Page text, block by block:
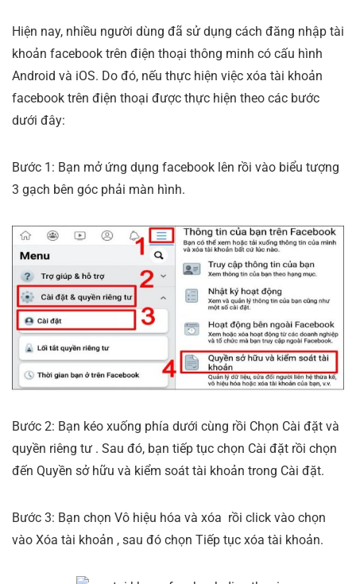
Hiện nay, nhiều người dùng đã sử dụng cách đăng nhập tài
khoản facebook trên điện thoại thông minh có cấu hình
Android và iOS. Do đó, nếu thực hiện việc xóa tài khoản
facebook trên điện thoại được thực hiện theo các bước
dưới đây:
Bước 1: Bạn mở ứng dụng facebook lên rồi vào biểu tượng
3 gạch bên góc phải màn hình.
Bước 2: Bạn kéo xuống phía dưới cùng rồi Chọn Cài đặt và
quyền riêng tư . Sau đó, bạn tiếp tục chọn Cài đặt rồi chọn
đến Quyền sở hữu và kiểm soát tài khoản trong Cài đặt.
Bước 3: Bạn chọn Vô hiệu hóa và xóa rồi click vào chọn
vào Xóa tài khoản , sau đó chọn Tiếp tục xóa tài khoản.